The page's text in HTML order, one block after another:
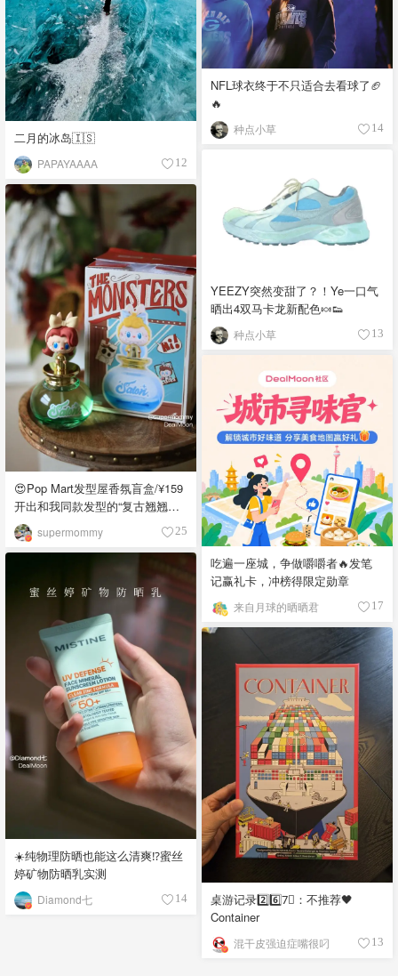
二月的冰岛🇮🇸
PAPAYAAAA 12
NFL球衣终于不只适合去看球了🏈
🔥
种点小草 14
YEEZY突然变甜了？！Ye一口气
晒出4双马卡龙新配色🍬👟
种点小草 13
😍Pop Mart发型屋香氛盲盒/¥159
开出和我同款发型的“复古翘翘头”
😍
supermommy 25
吃遍一座城，争做嚼嚼者🔥发笔
记赢礼卡，冲榜得限定勋章
来自月球的晒晒君 17
☀️纯物理防晒也能这么清爽⁉️蜜丝
婷矿物防晒乳实测
Diamond七 14
桌游记录2️⃣6️⃣7⃣️：不推荐🖤
Container
混干皮强迫症嘴很叼 13